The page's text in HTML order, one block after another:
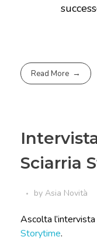
Read More
Sciarria
by Asia Novità
Ascolta
Storytime.